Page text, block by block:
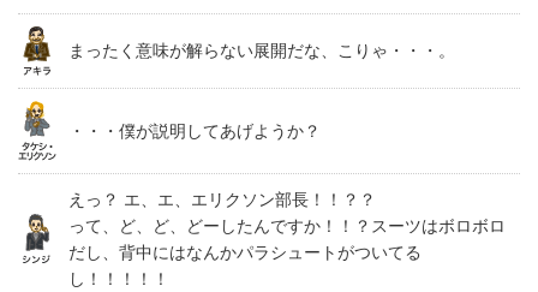
まったく意味が解らない展開だな、こりゃ・・・。
・・・僕が説明してあげようか？
えっ？ エ、エ、エリクソン部長！！？？
って、ど、ど、どーしたんですか！！？スーツはボロボロ
だし、背中にはなんかパラシュートがついてる
し！！！！！